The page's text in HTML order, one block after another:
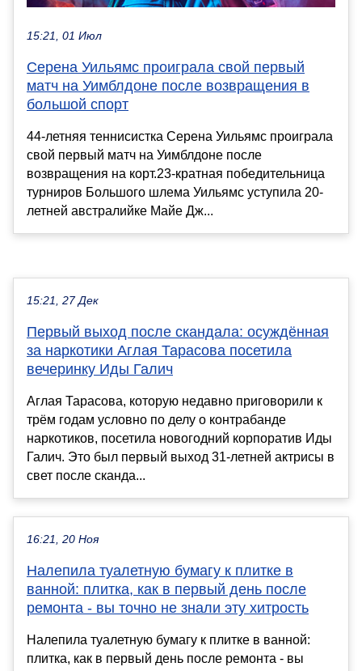
15:21, 01 Июл
Серена Уильямс проиграла свой первый
матч на Уимблдоне после возвращения в
большой спорт
44-летняя теннисистка Серена Уильямс проиграла
свой первый матч на Уимблдоне после
возвращения на корт.23-кратная победительница
турниров Большого шлема Уильямс уступила 20-
летней австралийке Майе Дж...
15:21, 27 Дек
Первый выход после скандала: осуждённая
за наркотики Аглая Тарасова посетила
вечеринку Иды Галич
Аглая Тарасова, которую недавно приговорили к
трём годам условно по делу о контрабанде
наркотиков, посетила новогодний корпоратив Иды
Галич. Это был первый выход 31-летней актрисы в
свет после сканда...
16:21, 20 Ноя
Налепила туалетную бумагу к плитке в
ванной: плитка, как в первый день после
ремонта - вы точно не знали эту хитрость
Налепила туалетную бумагу к плитке в ванной:
плитка, как в первый день после ремонта - вы